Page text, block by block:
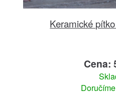
Keramické
Cena: